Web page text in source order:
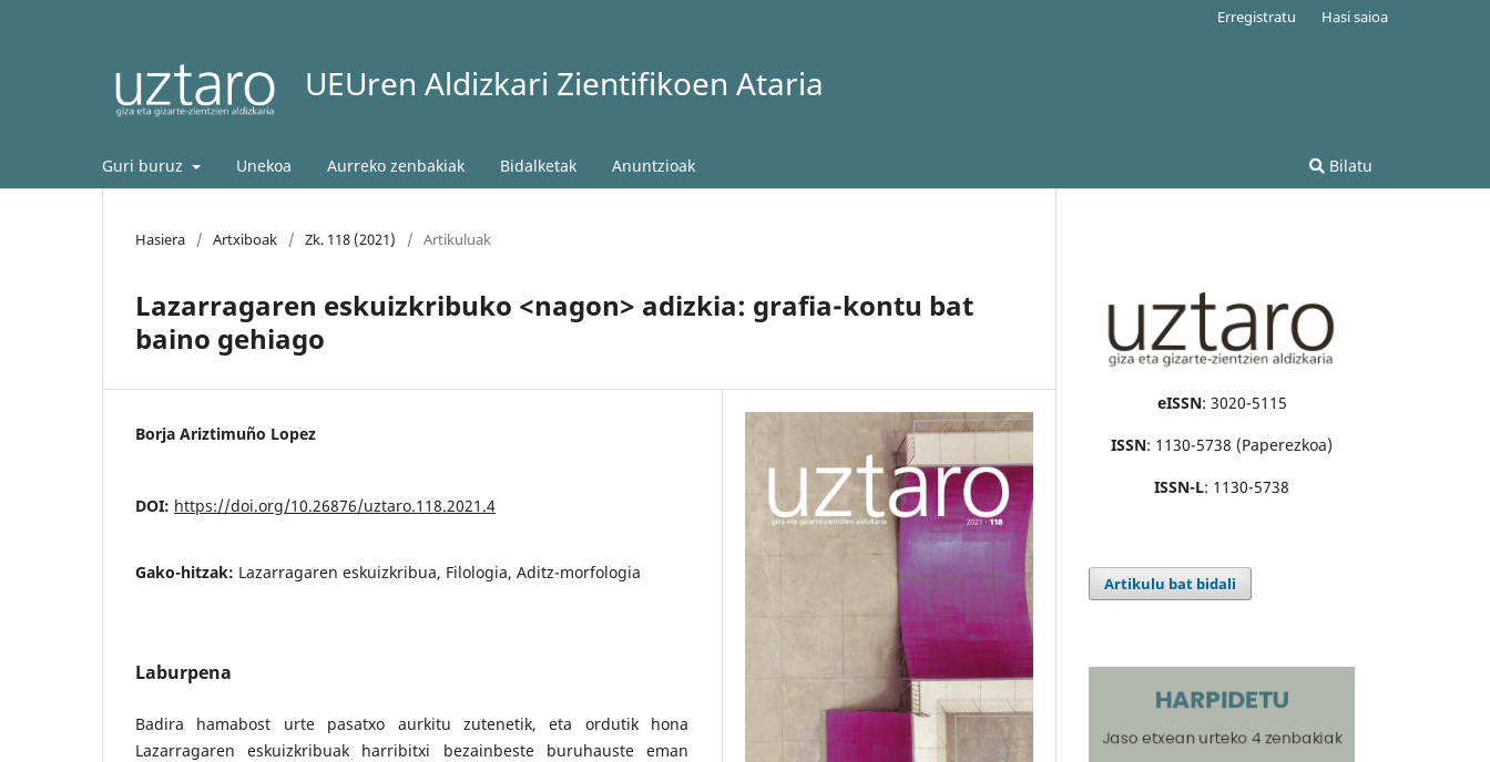
UEUren Aldizkari Zientifikoen Ataria
Guri buruz Unekoa Aurreko zenbakiak Bidalketak Anuntzioak Bilatu
Erregistratu Hasi saioa
Hasiera / Artxiboak / Zk. 118 (2021) / Artikuluak
Lazarragaren eskuizkribuko <nagon> adizkia: grafia-kontu bat
baino gehiago
Borja Ariztimuño Lopez
DOI: https://doi.org/10.26876/uztaro.118.2021.4
Gako-hitzak: Lazarragaren eskuizkribua, Filologia, Aditz-morfologia
Laburpena
Badira hamabost urte pasatxo aurkitu zutenetik, eta ordutik hona
Lazarragaren eskuizkribuak harribitxi bezainbeste buruhauste eman
eISSN: 3020-5115
ISSN: 1130-5738 (Paperezkoa)
ISSN-L: 1130-5738
Artikulu bat bidali